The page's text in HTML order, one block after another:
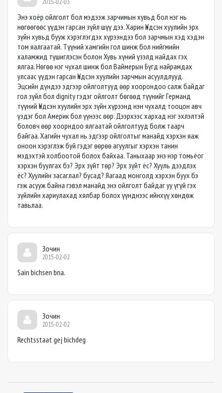
2015-02-03
Энэ хоёр ойлголт бол мэдээж зарчимын хувьд бол нэг нь
нөгөөгөөс үүдэн гарсан зүйл шүү дээ. Харин Үндсэн хуулийн эрх
зүйн хувьд бууж хэрэглэгдэх хүрээндээ бол зарчмын хэд хэдэн
том яалгаатай. Түүний хамгийн гол шинж бол нийгмийн
халамжид түшиглэсэн болон Хувь хүний үзэлд найдах гэх
ялгаа. Нөгөө нэг чухал шинж бол Ваймерын Бүгд найрамдах
улсаас үүдэн гарсан Үндсэн хуулийн зарчмын асуулдлууд.
Эцсийн дүндээ эдгээр ойлголтууд өөр хоорондоо салж байдаг
гол зүйл бол dignity гэдэг ойлголт бөгөөд түүнийг Германд
түүний Үндсэн хуулийн эрх зүйн хүрээнд нэн чухалд тооцон авч
үздэг бол Америк бол үүнээс өөр. Дээрхээс хархад нэг эхлэлтэй
боловч өөр хоорндоо ялгаатай ойлголтууд болж таарч
байгаа. Хагийн чухал нь эдгээр ойлголтыг манайд хэрхэн яаж
оноон хэрэглэж буй гэдэг өөрөө агуулгыг хэрхэн танин
мэдэхтэй холбоотой болох байхаа. Таныхаар энэ нэр томьёог
хэрхэн буулгах бэ? Эрх зүйт төр? Эрх зүйт ёс? Хууль дээдлэх
ёс? Хуулийн засаглал? бусад? Яагаад монголд хэрхэн буух бэ
гэж асууж байна гэвэл манайд энэ ойлголт байдаг уу үгүй гэх
зүйлийн хариулахад хялбар болох үүнднээс ийнхүү хөндөж
тавьлаа.
Зочин
2015-02-02
Sain bichsen bna.
Зочин
2015-02-02
Rechtsstaat gej bichdeg